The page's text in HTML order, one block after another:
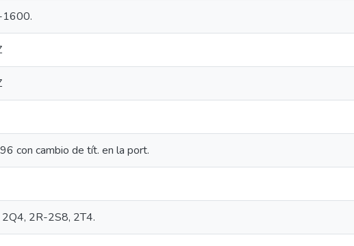
1600.
con cambio de tít. en la port.
2R-2S8, 2T4.